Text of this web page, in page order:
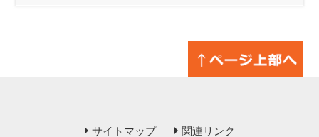
サイトマップ 関連リンク